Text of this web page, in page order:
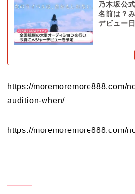
乃木坂公
名前は？
デビュー
https://moremoremore888.com/
audition-when/
https://moremoremore888.com/